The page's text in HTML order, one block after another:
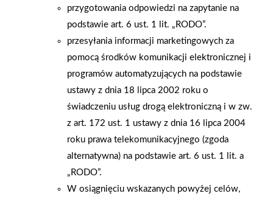
wspomagający to Atlas, Rockwool, Izohan, Termo Organika,
Kreisel, Lakma, Franspol, Robelit, Color Expert, Kubala, Matizol,
Gamrat, Kronopol, Cerg, Grass, Proma, Selena, Girdinia.
Natomiast poprzedni weekend (18-19 sierpnia 2007 r.) w tym
samym miejscu - również przy znaczącym udziale firmy
"Building Business" (PSB) odbyły się zawody szybowcowe
"Grand Prix Góry Żar", gdzie startowały najbardziej znane
postacie tego sportu - mistrzowie świata i Europy. Sponsorami
tej imprezy były również firmy budowlane - LAFARGE Gips i
IZOHAN. Całość odbyła się pod patronatem Grupy PSB. A TVN
TURBO nagrało prawie półgodzinny materiał, który będzie
emitowany w tejże telewizji.
przygotowania odpowiedzi na zapytanie na
podstawie art. 6 ust. 1 lit. „RODO”.
przesyłania informacji marketingowych za
pomocą środków komunikacji elektronicznej i
programów automatyzujących na podstawie
ustawy z dnia 18 lipca 2002 roku o
świadczeniu usług drogą elektroniczną i w zw.
z art. 172 ust. 1 ustawy z dnia 16 lipca 2004
roku prawa telekomunikacyjnego (zgoda
alternatywna) na podstawie art. 6 ust. 1 lit. a
„RODO”.
W osiągnięciu wskazanych powyżej celów,